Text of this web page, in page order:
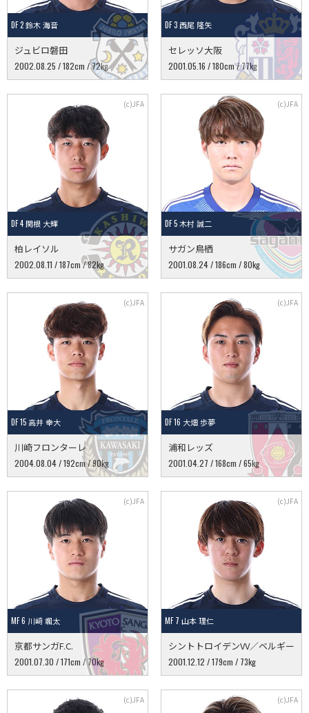
DF 2 鈴木 海音
ジュビロ磐田
2002.08.25 / 182cm / 72kg
DF 3 西尾 隆矢
セレッソ大阪
2001.05.16 / 180cm / 77kg
DF 4 関根 大輝
柏レイソル
2002.08.11 / 187cm / 82kg
DF 5 木村 誠二
サガン鳥栖
2001.08.24 / 186cm / 80kg
DF 15 高井 幸大
川崎フロンターレ
2004.08.04 / 192cm / 90kg
DF 16 大畑 歩夢
浦和レッズ
2001.04.27 / 168cm / 65kg
MF 6 川﨑 颯太
京都サンガF.C.
2001.07.30 / 171cm / 70kg
MF 7 山本 理仁
シントトロイデンVV／ベルギー
2001.12.12 / 179cm / 73kg